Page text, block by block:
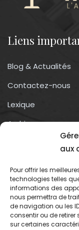
aux
Pour offrir les
technologies telles
informations des
nous permettra de
de navigation ou les
consentir ou de
sur certaines
Liens
Blog & Actualités
Contactez-nous
Lexique
Archives
Conditions
Contactez-
Association du
13 rue trigance